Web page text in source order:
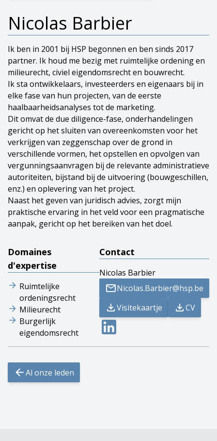
Nicolas Barbier
Ik ben in 2001 bij HSP begonnen en ben sinds 2017
partner. Ik houd me bezig met ruimtelijke ordening en
milieurecht, civiel eigendomsrecht en bouwrecht.
Ik sta ontwikkelaars, investeerders en eigenaars bij in
elke fase van hun projecten, van de eerste
haalbaarheidsanalyses tot de marketing.
Dit omvat de due diligence-fase, onderhandelingen
gericht op het sluiten van overeenkomsten voor het
verkrijgen van zeggenschap over de grond in
verschillende vormen, het opstellen en opvolgen van
vergunningsaanvragen bij de relevante administratieve
autoriteiten, bijstand bij de uitvoering (bouwgeschillen,
enz.) en oplevering van het project.
Naast het geven van juridisch advies, zorgt mijn
praktische ervaring in het veld voor een pragmatische
aanpak, gericht op het bereiken van het doel.
Domaines
d'expertise
Ruimtelijke
ordeningsrecht
Milieurecht
Burgerlijk
eigendomsrecht
Contact
Nicolas Barbier
Nicolas.Barbier@hsp.be
Visitekaartje
CV
Al onze leden